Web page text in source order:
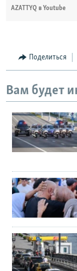
AZATTYQ в Youtube
Поделиться
Вам будет